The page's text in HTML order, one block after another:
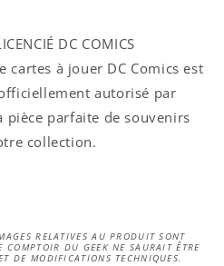
DC COMICS
cartes à jouer DC Comics est
autorisé par
pièce parfaite de souvenirs
collection.
RELATIVES AU PRODUIT SONT
DU GEEK NE SAURAIT ÊTRE
DE MODIFICATIONS TECHNIQUES.